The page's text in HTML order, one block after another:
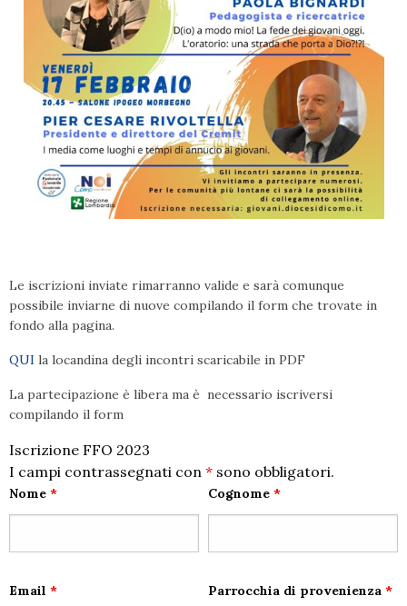
Le iscrizioni inviate rimarranno valide e sarà comunque
possibile inviarne di nuove compilando il form che trovate in
fondo alla pagina.
QUI la locandina degli incontri scaricabile in PDF
La partecipazione è libera ma è necessario iscriversi
compilando il form
Iscrizione FFO 2023
I campi contrassegnati con * sono obbligatori.
Nome * Cognome*
Email * Parrocchia di provenienza*